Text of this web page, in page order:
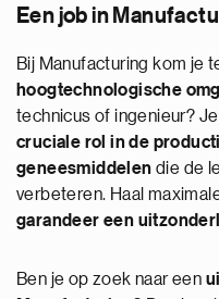
Een job in
Bij Manufacturing kom je
hoogtechnologische
technicus of ingenieur?
cruciale rol in de
geneesmiddelen die de
verbeteren. Haal
garandeer een
Ben je op zoek naar een